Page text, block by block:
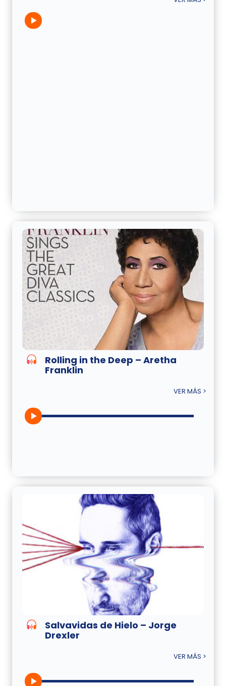
Rolling in the Deep – Aretha
Franklin
VER MÁS >
Salvavidas de Hielo – Jorge
Drexler
VER MÁS >